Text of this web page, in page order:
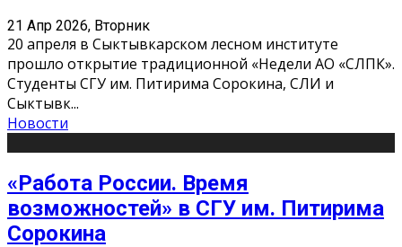
21 Апр 2026, Вторник
20 апреля в Сыктывкарском лесном институте
прошло открытие традиционной «Недели АО «СЛПК».
Студенты СГУ им. Питирима Сорокина, СЛИ и
Сыктывк...
Новости
«Работа России. Время
возможностей» в СГУ им. Питирима
Сорокина